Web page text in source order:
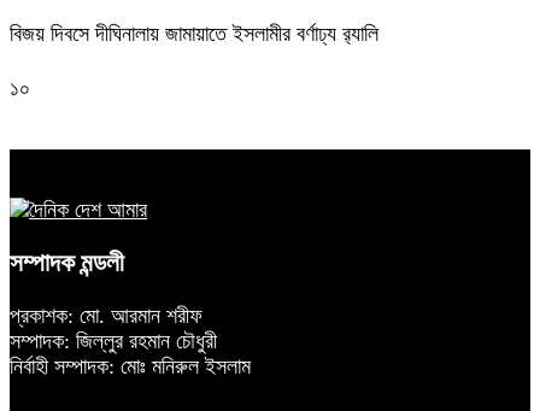
বিজয় দিবসে দীঘিনালায় জামায়াতে ইসলামীর বর্ণাঢ্য র‍্যালি
১০
সম্পাদক মন্ডলী
প্রকাশক: মো. আরমান শরীফ
সম্পাদক: জিল্লুর রহমান চৌধুরী
নির্বাহী সম্পাদক: মোঃ মনিরুল ইসলাম